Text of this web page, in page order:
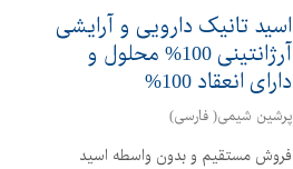
اسید تانیک دارویی و آرایشی
آرژانتینی 100% محلول و
دارای انعقاد 100%
پرشین شیمی( فارسی)
فروش مستقیم و بدون واسطه اسید